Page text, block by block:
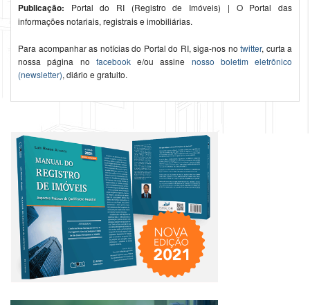
Publicação: Portal do RI (Registro de Imóveis) | O Portal das
informações notariais, registrais e imobiliárias.
Para acompanhar as notícias do Portal do RI, siga-nos no twitter, curta a
nossa página no facebooke/ou assine nosso boletim eletrônico
(newsletter), diário e gratuito.